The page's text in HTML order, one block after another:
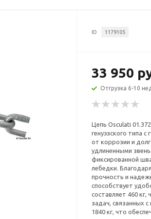
ID 1179105
33 950
Отгрузка 6-10
Цепь Osculati
генуэзского типа
от коррозии и
удлиненными
фиксированной
лебедки.
прочность и
способствует
составляет 460
задач, связанных
1840 кг, что